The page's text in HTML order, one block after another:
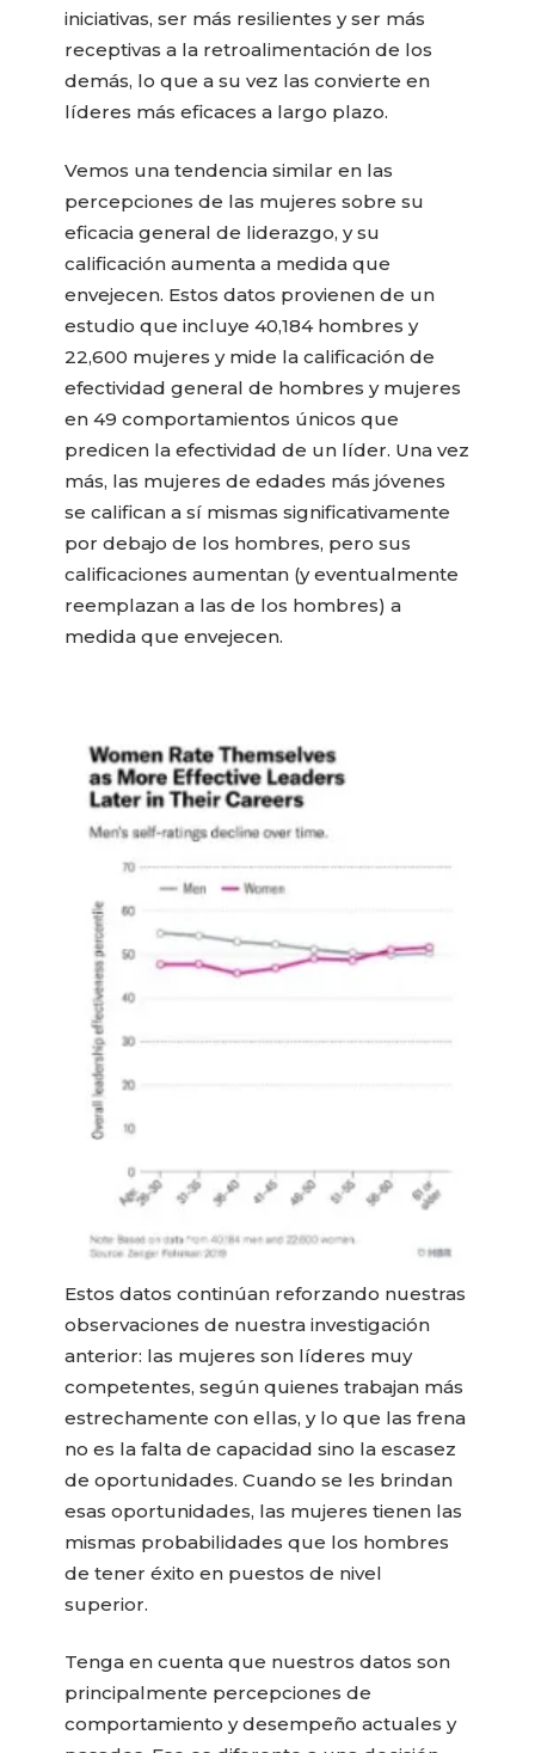
iniciativas, ser más resilientes y ser más
receptivas a la retroalimentación de los
demás, lo que a su vez las convierte en
líderes más eficaces a largo plazo.
Vemos una tendencia similar en las
percepciones de las mujeres sobre su
eficacia general de liderazgo, y su
calificación aumenta a medida que
envejecen. Estos datos provienen de un
estudio que incluye 40,184 hombres y
22,600 mujeres y mide la calificación de
efectividad general de hombres y mujeres
en 49 comportamientos únicos que
predicen la efectividad de un líder. Una vez
más, las mujeres de edades más jóvenes
se califican a sí mismas significativamente
por debajo de los hombres, pero sus
calificaciones aumentan (y eventualmente
reemplazan a las de los hombres) a
medida que envejecen.
Estos datos continúan reforzando nuestras
observaciones de nuestra investigación
anterior: las mujeres son líderes muy
competentes, según quienes trabajan más
estrechamente con ellas, y lo que las frena
no es la falta de capacidad sino la escasez
de oportunidades. Cuando se les brindan
esas oportunidades, las mujeres tienen las
mismas probabilidades que los hombres
de tener éxito en puestos de nivel
superior.
Tenga en cuenta que nuestros datos son
principalmente percepciones de
comportamiento y desempeño actuales y